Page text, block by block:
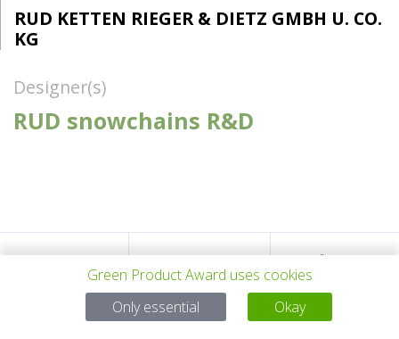
RUD KETTEN RIEGER & DIETZ GMBH U. CO.
KG
Designer(s)
RUD snowchains R&D
VORHERIGES ALLE PROJEKTE NÄCHSTES
Green Product Award uses cookies
Only essential
Okay